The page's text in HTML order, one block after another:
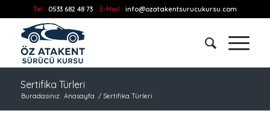
Tel : 0533 682 48 73 E-Mail : info@ozatakentsurucukursu.com
Sertifika Türleri
Buradasınız: Anasayfa / Sertifika Türleri